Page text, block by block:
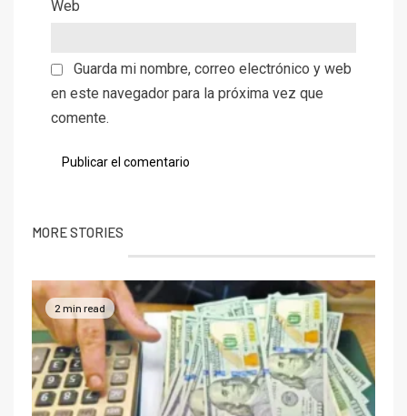
Web
Guarda mi nombre, correo electrónico y web
en este navegador para la próxima vez que
comente.
MORE STORIES
2 min read